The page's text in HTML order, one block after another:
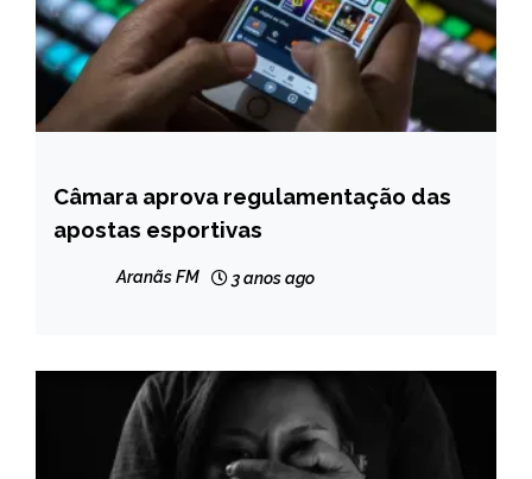
BRASIL
NOTÍCIAS
Câmara aprova regulamentação das
apostas esportivas
Aranãs FM 3 anos ago